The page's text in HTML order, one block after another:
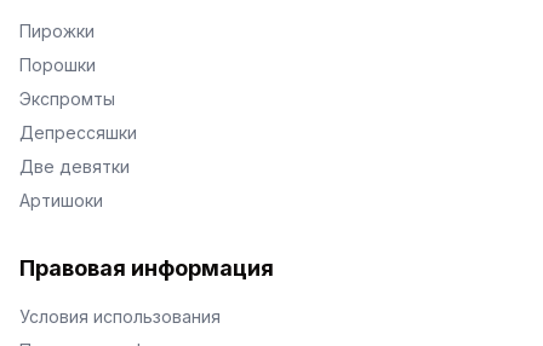
Пирожки
Порошки
Экспромты
Депрессяшки
Две девятки
Артишоки
Правовая информация
Условия использования